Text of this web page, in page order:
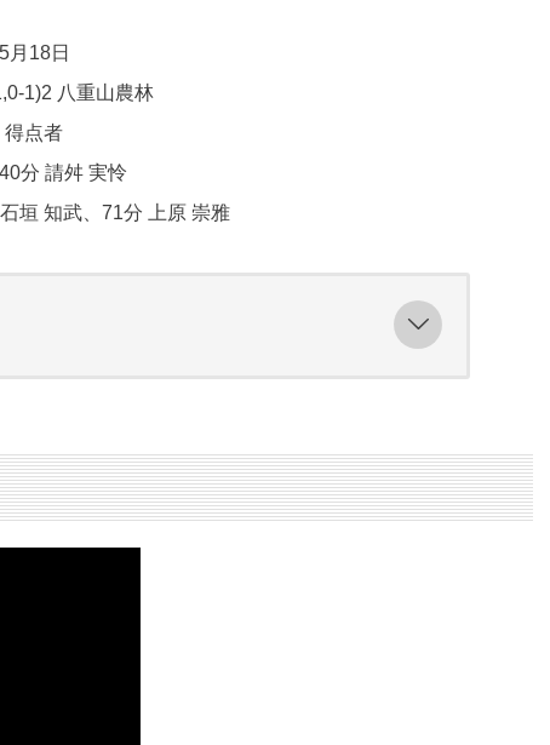
5月18日
1)2 八重山農林
得点者
分 請舛 実怜
垣 知武、71分 上原 崇雅